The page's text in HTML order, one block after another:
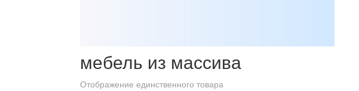
мебель из массива
Отображение единственного товара